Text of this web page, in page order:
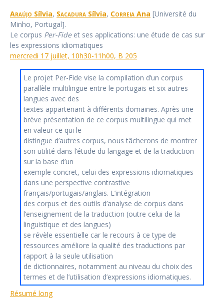
Araújo Sílvia, Sacadura Sílvia, Correia Ana [Université du
Minho, Portugal].
Le corpus Per-Fideet ses applications: une étude de cas sur
les expressions idiomatiques
mercredi 17 juillet, 10h30-11h00, B 205
Le projet Per-Fide vise la compilation d’un corpus
parallèle multilingue entre le portugais et six autres
langues avec des
textes appartenant à différents domaines. Après une
brève présentation de ce corpus multilingue qui met
en valeur ce qui le
distingue d’autres corpus, nous tâcherons de montrer
son utilité dans l’étude du langage et de la traduction
sur la base d’un
exemple concret, celui des expressions idiomatiques
dans une perspective contrastive
français/portugais/anglais. L’intégration
des corpus et des outils d’analyse de corpus dans
l’enseignement de la traduction (outre celui de la
linguistique et des langues)
se révèle essentielle car le recours à ce type de
ressources améliore la qualité des traductions par
rapport à la seule utilisation
de dictionnaires, notamment au niveau du choix des
termes et de l’utilisation d’expressions idiomatiques.
Résumé long